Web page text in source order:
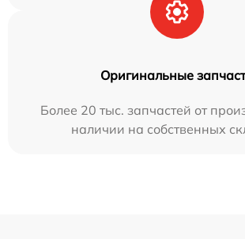
Оригинальные
Более 20 тыс. запчастей от
наличии на собственных